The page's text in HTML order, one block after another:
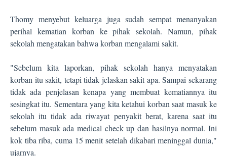
Thomy menyebut keluarga juga sudah sempat menanyakan
perihal kematian korban ke pihak sekolah. Namun, pihak
sekolah mengatakan bahwa korban mengalami sakit.
"Sebelum kita laporkan, pihak sekolah hanya menyatakan
korban itu sakit, tetapi tidak jelaskan sakit apa. Sampai sekarang
tidak ada penjelasan kenapa yang membuat kematiannya itu
sesingkat itu. Sementara yang kita ketahui korban saat masuk ke
sekolah itu tidak ada riwayat penyakit berat, karena saat itu
sebelum masuk ada medical check up dan hasilnya normal. Ini
kok tiba riba, cuma 15 menit setelah dikabari meninggal dunia,"
ujarnya.